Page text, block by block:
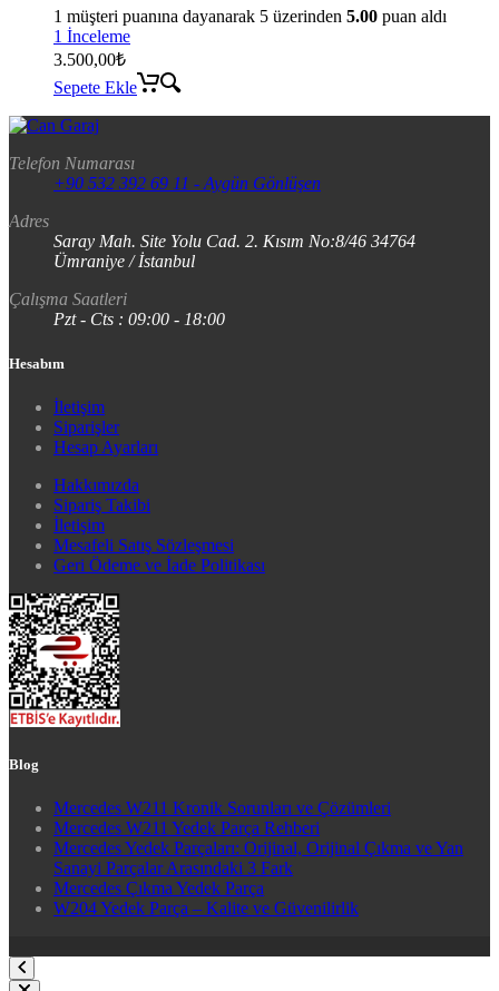
1 müşteri puanına dayanarak 5 üzerinden 5.00 puan aldı
1 İnceleme
3.500,00₺
Sepete Ekle
Telefon Numarası
+90 532 392 69 11 - Aygün Gönlüşen
Adres
Saray Mah. Site Yolu Cad. 2. Kısım No:8/46 34764
Ümraniye / İstanbul
Çalışma Saatleri
Pzt - Cts : 09:00 - 18:00
Hesabım
İletişim
Siparişler
Hesap Ayarları
Hakkımızda
Sipariş Takibi
İletişim
Mesafeli Satış Sözleşmesi
Geri Ödeme ve İade Politikası
Blog
Mercedes W211 Kronik Sorunları ve Çözümleri
Mercedes W211 Yedek Parça Rehberi
Mercedes Yedek Parçaları: Orijinal, Orijinal Çıkma ve Yan
Sanayi Parçalar Arasındaki 3 Fark
Mercedes Çıkma Yedek Parça
W204 Yedek Parça – Kalite ve Güvenilirlik